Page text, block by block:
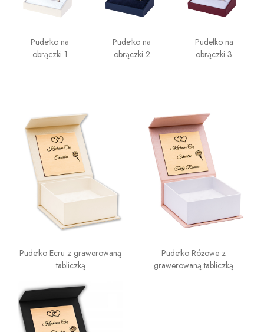
Pudełko na
obrączki 1
Pudełko na
obrączki 2
Pudełko na
obrączki 3
Pudełko Ecru z grawerowaną
tabliczką
Pudełko Różowe z
grawerowaną tabliczką